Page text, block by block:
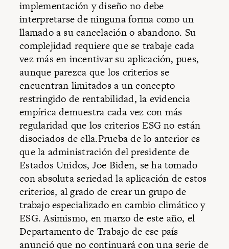
implementación y diseño no debe
interpretarse de ninguna forma como un
llamado a su cancelación o abandono. Su
complejidad requiere que se trabaje cada
vez más en incentivar su aplicación, pues,
aunque parezca que los criterios se
encuentran limitados a un concepto
restringido de rentabilidad, la evidencia
empírica demuestra cada vez con más
regularidad que los criterios ESG no están
disociados de ella.Prueba de lo anterior es
que la administración del presidente de
Estados Unidos, Joe Biden, se ha tomado
con absoluta seriedad la aplicación de estos
criterios, al grado de crear un grupo de
trabajo especializado en cambio climático y
ESG. Asimismo, en marzo de este año, el
Departamento de Trabajo de ese país
anunció que no continuará con una serie de